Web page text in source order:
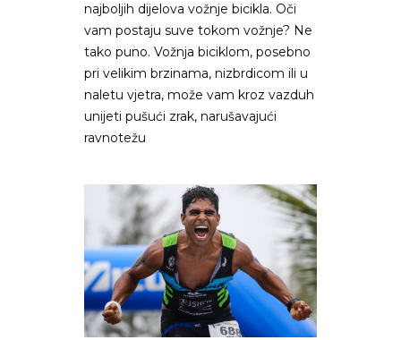
najboljih dijelova vožnje bicikla. Oči
vam postaju suve tokom vožnje? Ne
tako puno. Vožnja biciklom, posebno
pri velikim brzinama, nizbrdicom ili u
naletu vjetra, može vam kroz vazduh
unijeti pušući zrak, narušavajući
ravnotežu